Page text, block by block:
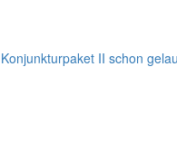
II schon